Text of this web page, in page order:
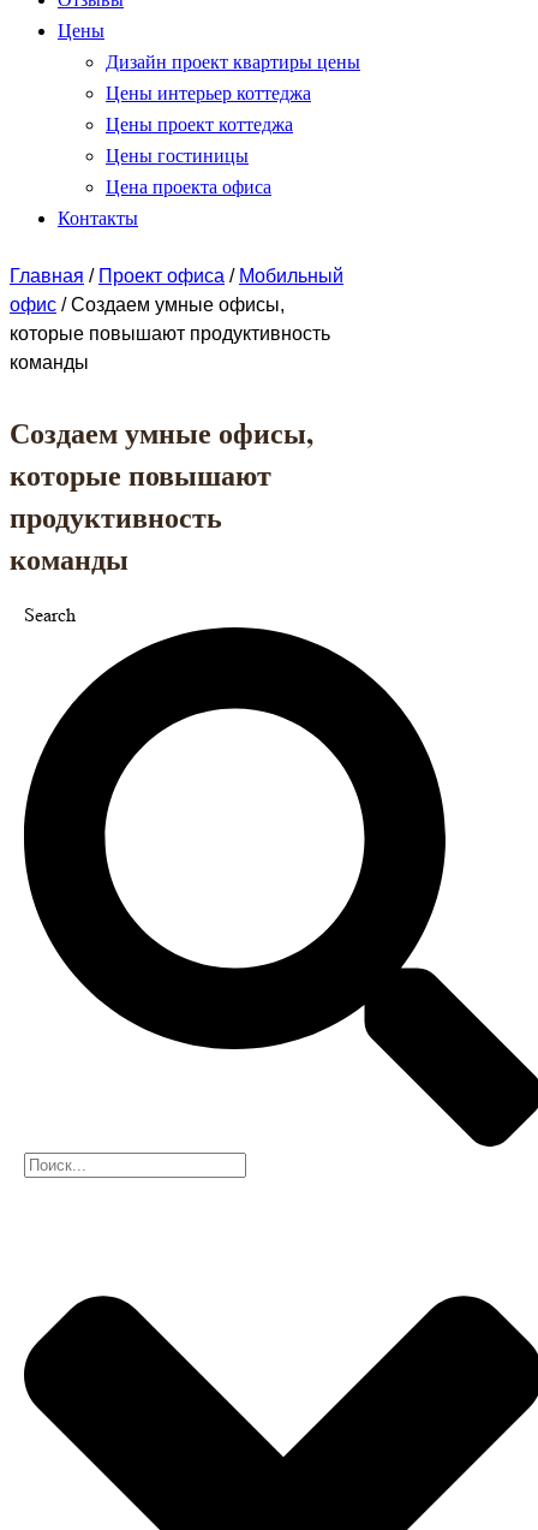
Цены
Дизайн проект квартиры цены
Цены интерьер коттеджа
Цены проект коттеджа
Цены гостиницы
Цена проекта офиса
Контакты
Главная / Проект офиса / Мобильный
офис /Создаем умные офисы,
которые повышают продуктивность
команды
Создаем умные офисы,
которые повышают
продуктивность
команды
Search